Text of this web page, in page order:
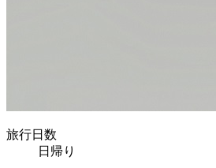
旅行日数
日帰り